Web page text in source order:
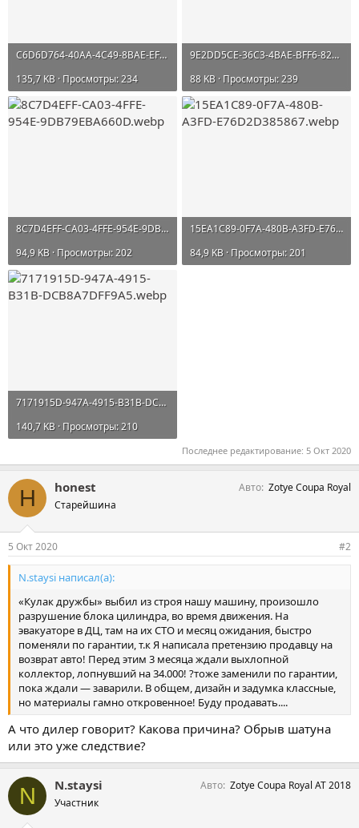
C6D6D764-40AA-4C49-8BAE-EF669D586C79.webp
135,7 KB · Просмотры: 234
9E2DD5CE-36C3-4BAE-BFF6-8259D391A40C.webp
88 KB · Просмотры: 239
8C7D4EFF-CA03-4FFE-954E-9DB79EBA660D.webp
94,9 KB · Просмотры: 202
15EA1C89-0F7A-480B-A3FD-E76D2D385867.webp
84,9 KB · Просмотры: 201
7171915D-947A-4915-B31B-DCB8A7DFF9A5.webp
140,7 KB · Просмотры: 210
Последнее редактирование: 5 Окт 2020
H honest
Старейшина
Авто Zotye Coupa Royal
5 Окт 2020 #2
N.staysi написал(а):
«Кулак дружбы» выбил из строя нашу машину, произошло
разрушение блока цилиндра, во время движения. На
эвакуаторе в ДЦ, там на их СТО и месяц ожидания, быстро
поменяли по гарантии, т.к Я написала претензию продавцу на
возврат авто! Перед этим 3 месяца ждали выхлопной
коллектор, лопнувший на 34.000! ?тоже заменили по гарантии,
пока ждали — заварили. В общем, дизайн и задумка классные,
но материалы гамно откровенное! Буду продавать....
А что дилер говорит? Какова причина? Обрыв шатуна
или это уже следствие?
N N.staysi
Участник
Авто Zotye Coupa Royal AT 2018